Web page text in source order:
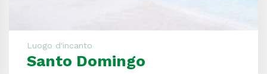
Luogo d'incanto
Santo Domingo